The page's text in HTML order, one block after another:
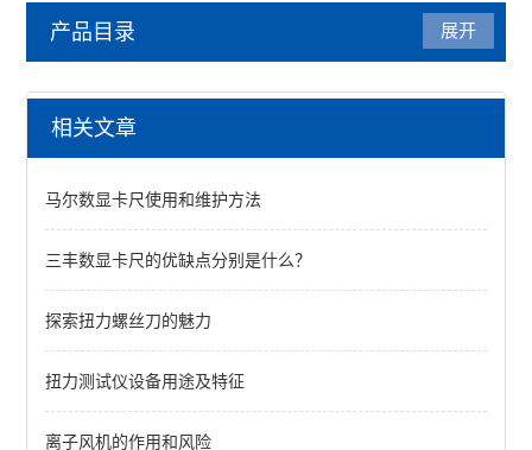
产品目录
量具量仪
马尔数显卡尺
带表高度尺
卡尺/千分尺
水平尺
角度尺
展开
相关文章
马尔数显卡尺使用和维护方法
三丰数显卡尺的优缺点分别是什么？
探索扭力螺丝刀的魅力
扭力测试仪设备用途及特征
离子风机的作用和风险